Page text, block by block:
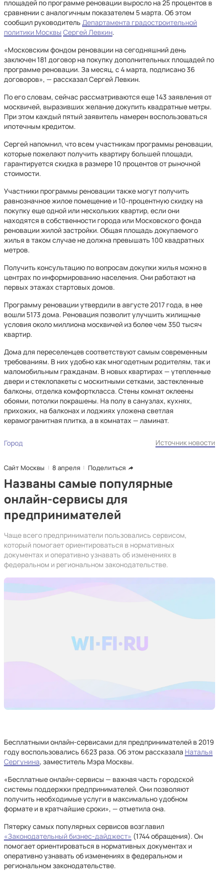
площадей по программе реновации выросло на 25 процентов в
сравнении с аналогичным показателем 5 марта. Об этом
сообщил руководитель Департамента градостроительной
политики Москвы Сергей Левкин.
«Московским фондом реновации на сегодняшний день
заключен 181 договор на покупку дополнительных площадей по
программе реновации. За месяц, с 4 марта, подписано 36
договоров», — рассказал Сергей Левкин.
По его словам, сейчас рассматриваются еще 143 заявления от
москвичей, выразивших желание докупить квадратные метры.
При этом каждый пятый заявитель намерен воспользоваться
ипотечным кредитом.
Сергей напомнил, что всем участникам программы реновации,
которые пожелают получить квартиру большей площади,
гарантируется скидка в размере 10 процентов от рыночной
стоимости.
Участники программы реновации также могут получить
равнозначное жилое помещение и 10-процентную скидку на
покупку еще одной или нескольких квартир, если они
находятся в собственности города или Московского фонда
реновации жилой застройки. Общая площадь докупаемого
жилья в таком случае не должна превышать 100 квадратных
метров.
Получить консультацию по вопросам докупки жилья можно в
центрах по информированию населения. Они работают на
первых этажах стартовых домов.
Программу реновации утвердили в августе 2017 года, в нее
вошли 5173 дома. Реновация позволит улучшить жилищные
условия около миллиона москвичей из более чем 350 тысяч
квартир.
Дома для переселенцев соответствуют самым современным
требованиям. В них удобно как многодетным родителям, так и
маломобильным гражданам. В новых квартирах — утепленные
двери и стеклопакеты с москитными сетками, застекленные
балконы, отделка комфорткласса. Стены комнат оклеены
обоями, потолки покрашены. На полу в санузлах, кухнях,
прихожих, на балконах и лоджиях уложена светлая
керамогранитная плитка, а в комнатах — ламинат.
Город Источник новости
Сайт Москвы 8 апреля Поделиться
Названы самые популярные
онлайн-сервисы для
предпринимателей
Чаще всего предприниматели пользовались сервисом,
который помогает ориентироваться в нормативных
документах и оперативно узнавать об изменениях в
федеральном и региональном законодательстве.
Бесплатными онлайн-сервисами для предпринимателей в 2019
году воспользовались 6623 раза. Об этом рассказала Наталья
Сергунина, заместитель Мэра Москвы.
«Бесплатные онлайн-сервисы — важная часть городской
системы поддержки предпринимателей. Они позволяют
получить необходимые услуги в максимально удобном
формате и в кратчайшие сроки», — отметила она.
Пятерку самых популярных сервисов возглавил
«Законодательный бизнес-дайджест» (1744 обращения). Он
помогает ориентироваться в нормативных документах и
оперативно узнавать об изменениях в федеральном и
региональном законодательстве.